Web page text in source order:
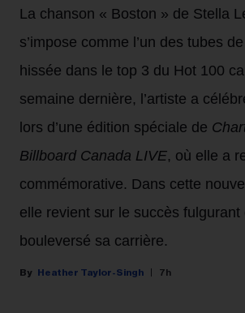
La chanson « Boston » de Stella
s’impose comme l’un des tubes de
hissée dans le top 3 du Hot 100
semaine dernière, l’artiste a
lors d’une édition spéciale de
Billboard Canada LIVE, où elle a
commémorative. Dans cette
elle revient sur le succès fulgurant
bouleversé sa carrière.
Heather Taylor-Singh 7h